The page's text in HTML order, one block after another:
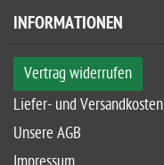
INFORMATIONEN
Vertrag widerrufen
Liefer- und Versandkosten
Unsere AGB